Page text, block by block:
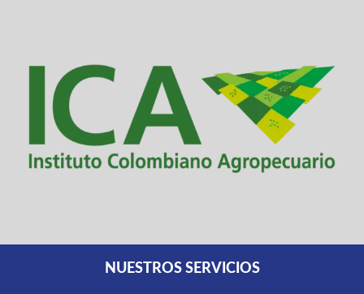
NUESTROS SERVICIOS